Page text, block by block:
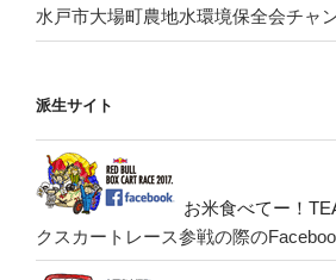
水戸市大場町農地水環境保全会チャ
派生サイト
お米食べてー！
クスカートレース参戦の際の